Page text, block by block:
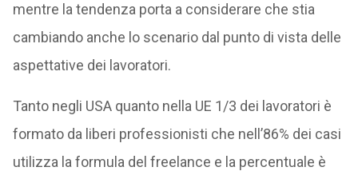
mentre la tendenza porta a considerare che stia
cambiando anche lo scenario dal punto di vista delle
aspettative dei lavoratori.
Tanto negli USA quanto nella UE 1/3 dei lavoratori è
formato da liberi professionisti che nell’86% dei casi
utilizza la formula del freelance e la percentuale è